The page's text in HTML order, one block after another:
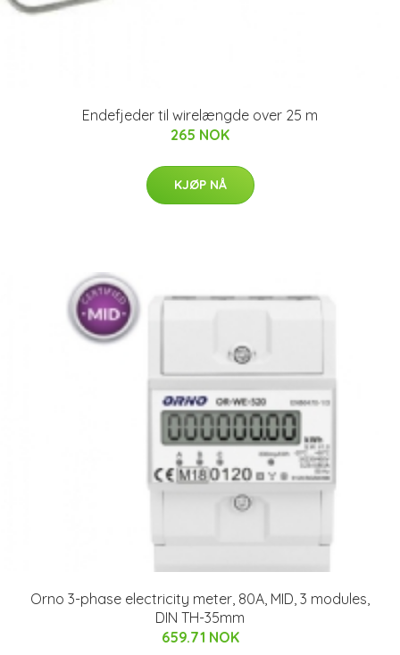
Endefjeder til wirelængde over 25 m
265 NOK
KJØP NÅ
Orno 3-phase electricity meter, 80A, MID, 3 modules,
DIN TH-35mm
659.71 NOK